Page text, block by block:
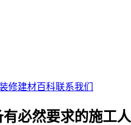
修建材百科联系我们
必然要求的施工人